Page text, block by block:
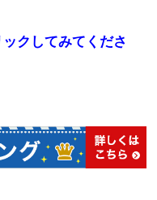
クしてみてくださ